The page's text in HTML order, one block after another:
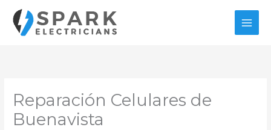
contenido
Reparación Celulares de
Buenavista